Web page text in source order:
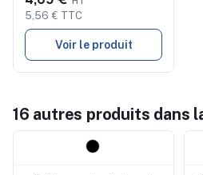
5,56 € TTC
Voir le produit
16 autres produits dans